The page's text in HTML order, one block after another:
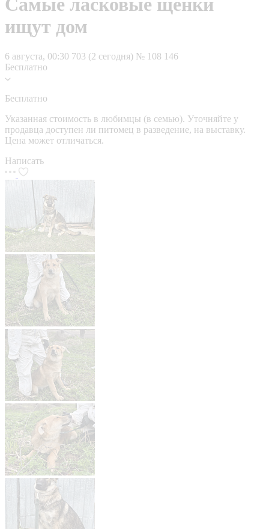
Самые ласковые щенки
ищут дом
6 августа, 00:30 703 (2 сегодня) № 108 146
Бесплатно
Бесплатно
Указанная стоимость в любимцы (в семью). Уточняйте у
продавца доступен ли питомец в разведение, на выставку.
Цена может отличаться.
Написать